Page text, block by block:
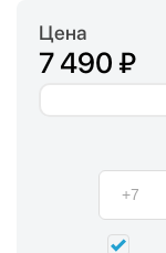
Цена
7 490 ₽